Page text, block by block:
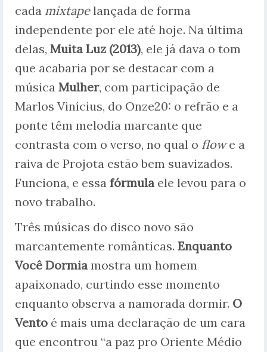
cada mixtapelançada de forma
independente por ele até hoje. Na última
delas, Muita Luz (2013), ele já dava o tom
que acabaria por se destacar com a
música Mulher, com participação de
Marlos Vinícius, do Onze20: o refrão e a
ponte têm melodia marcante que
contrasta com o verso, no qual o flowe a
raiva de Projota estão bem suavizados.
Funciona, e essa fórmulaele levou para o
novo trabalho.
Três músicas do disco novo são
marcantemente românticas. Enquanto
Você Dormiamostra um homem
apaixonado, curtindo esse momento
enquanto observa a namorada dormir. O
Vento é mais uma declaração de um cara
que encontrou “a paz pro Oriente Médio